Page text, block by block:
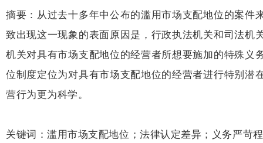
摘要：从过去十多年中公布的滥用市场支配地位的案
致出现这一现象的表面原因是，行政执法机关和司法
机关对具有市场支配地位的经营者所想要施加的特殊
位制度定位为对具有市场支配地位的经营者进行特别
营行为更为科学。
关键词：滥用市场支配地位；法律认定差异；义务严苛